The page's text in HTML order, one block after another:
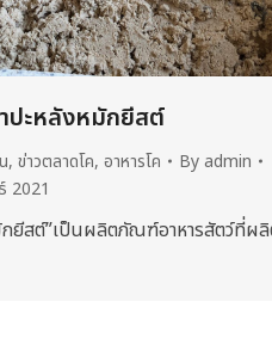
ปะหลังหมักยีสต์
, ข่าวตลาดโค, อาหารโค Byadmin
2021
ยีสต์”เป็นผลิตภัณฑ์อาหารสัตว์ที่ผลิ